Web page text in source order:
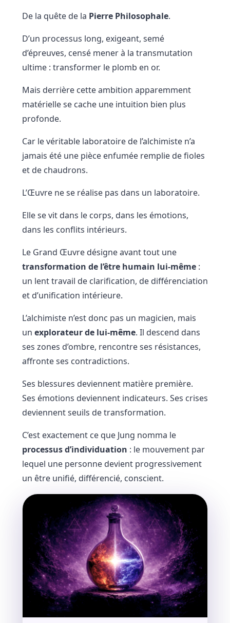
De la quête de la Pierre Philosophale.
D’un processus long, exigeant, semé
d’épreuves, censé mener à la transmutation
ultime : transformer le plomb en or.
Mais derrière cette ambition apparemment
matérielle se cache une intuition bien plus
profonde.
Car le véritable laboratoire de l’alchimiste n’a
jamais été une pièce enfumée remplie de fioles
et de chaudrons.
L’Œuvre ne se réalise pas dans un laboratoire.
Elle se vit dans le corps, dans les émotions,
dans les conflits intérieurs.
Le Grand Œuvre désigne avant tout une
transformation de l’être humain lui-même :
un lent travail de clarification, de différenciation
et d’unification intérieure.
L’alchimiste n’est donc pas un magicien, mais
un explorateur de lui-même. Il descend dans
ses zones d’ombre, rencontre ses résistances,
affronte ses contradictions.
Ses blessures deviennent matière première.
Ses émotions deviennent indicateurs. Ses crises
deviennent seuils de transformation.
C’est exactement ce que Jung nomma le
processus d’individuation : le mouvement par
lequel une personne devient progressivement
un être unifié, différencié, conscient.